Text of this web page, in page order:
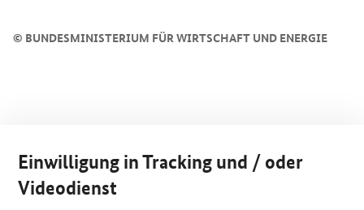
© BUNDESMINISTERIUM FÜR WIRTSCHAFT UND ENERGIE
Einwilligung in Tracking und / oder
Videodienst